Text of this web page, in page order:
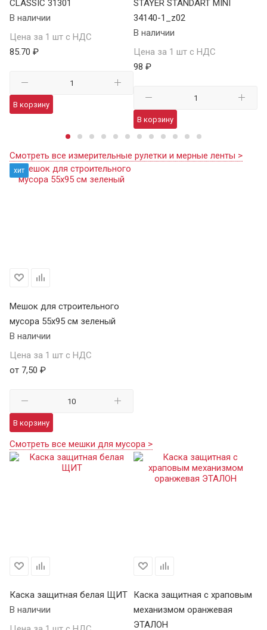
CLASSIC 31301
В наличии
Цена за 1 шт с НДС
85.70 ₽
В корзину
STAYER STANDART MINI
34140-1_z02
В наличии
Цена за 1 шт с НДС
98 ₽
В корзину
Смотреть все измерительные рулетки и мерные ленты >
хит
Мешок для строительного
мусора 55х95 см зеленый
В наличии
Цена за 1 шт с НДС
от 7,50 ₽
В корзину
Смотреть все мешки для мусора >
Каска защитная белая ЩИТ
В наличии
Каска защитная с храповым
механизмом оранжевая
ЭТАЛОН